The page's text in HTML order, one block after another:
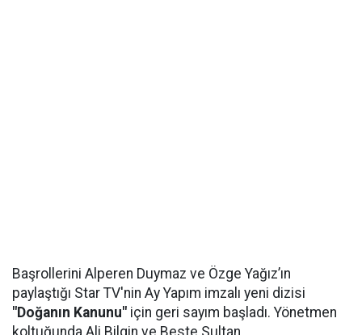
Başrollerini Alperen Duymaz ve Özge Yağız’ın
paylaştığı Star TV'nin Ay Yapım imzalı yeni dizisi
"Doğanın Kanunu" için geri sayım başladı. Yönetmen
koltuğunda Ali Bilgin ve Beste Sultan